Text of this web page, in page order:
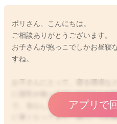
ポリさん、こんにちは。
ご相談ありがとうございます。
お子さんが抱っこでしかお昼寝
すね。
お子さんにとって、寝る環境な
に授乳や抱っこは、ママさんが
で、安心して寝てくれるお子さ
に重くなってきて、抱っこでの
アプリで